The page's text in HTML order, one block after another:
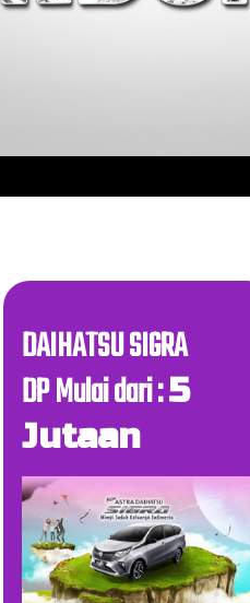
DAIHATSU SIGRA
DP Mulai dari :5
Jutaan